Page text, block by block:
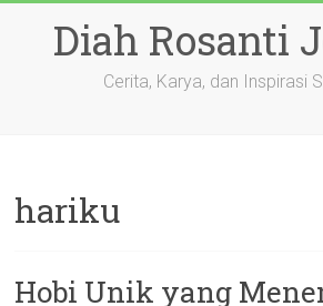
contentDiah Rosanti
Cerita, Karya, dan Inspirasi
hariku
Hobi Unik yang